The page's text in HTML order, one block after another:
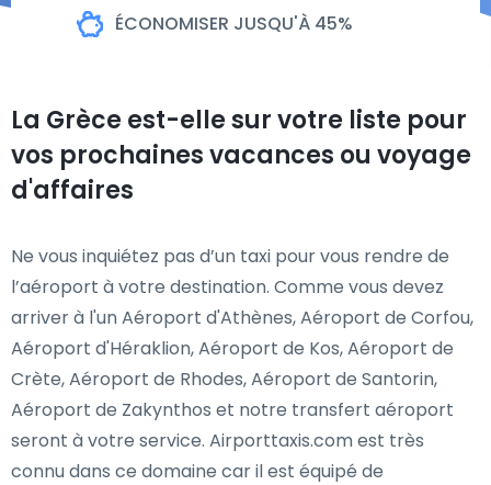
ÉCONOMISER JUSQU'À 45%
La Grèce est-elle sur votre liste pour
vos prochaines vacances ou voyage
d'affaires
Ne vous inquiétez pas d’un taxi pour vous rendre de
l’aéroport à votre destination. Comme vous devez
arriver à l'un Aéroport d'Athènes, Aéroport de Corfou,
Aéroport d'Héraklion, Aéroport de Kos, Aéroport de
Crète, Aéroport de Rhodes, Aéroport de Santorin,
Aéroport de Zakynthos et notre transfert aéroport
seront à votre service. Airporttaxis.com est très
connu dans ce domaine car il est équipé de